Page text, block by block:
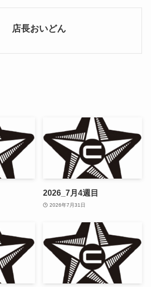
店長おいどん
2026_7月4週目
2026年7月31日